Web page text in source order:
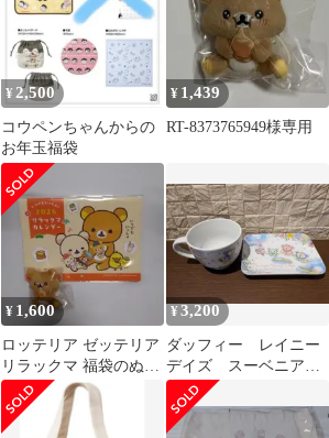
¥ 2,500
コウペンちゃんからの
お年玉福袋
¥ 1,439
RT-8373765949様専用
¥ 1,600
ロッテリア ゼッテリア
リラックマ 福袋のぬい
ぐるみとカレンダー
¥3,200
ダッフィー レイニー
デイズ スーベニアカ
ップ プレート ディ
ズニーシー